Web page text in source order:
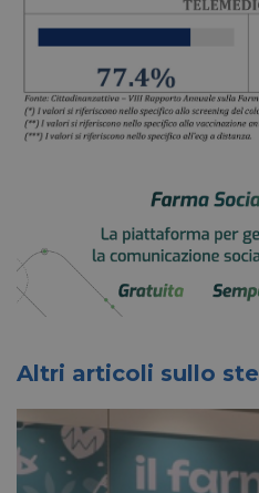
Altri articoli sullo